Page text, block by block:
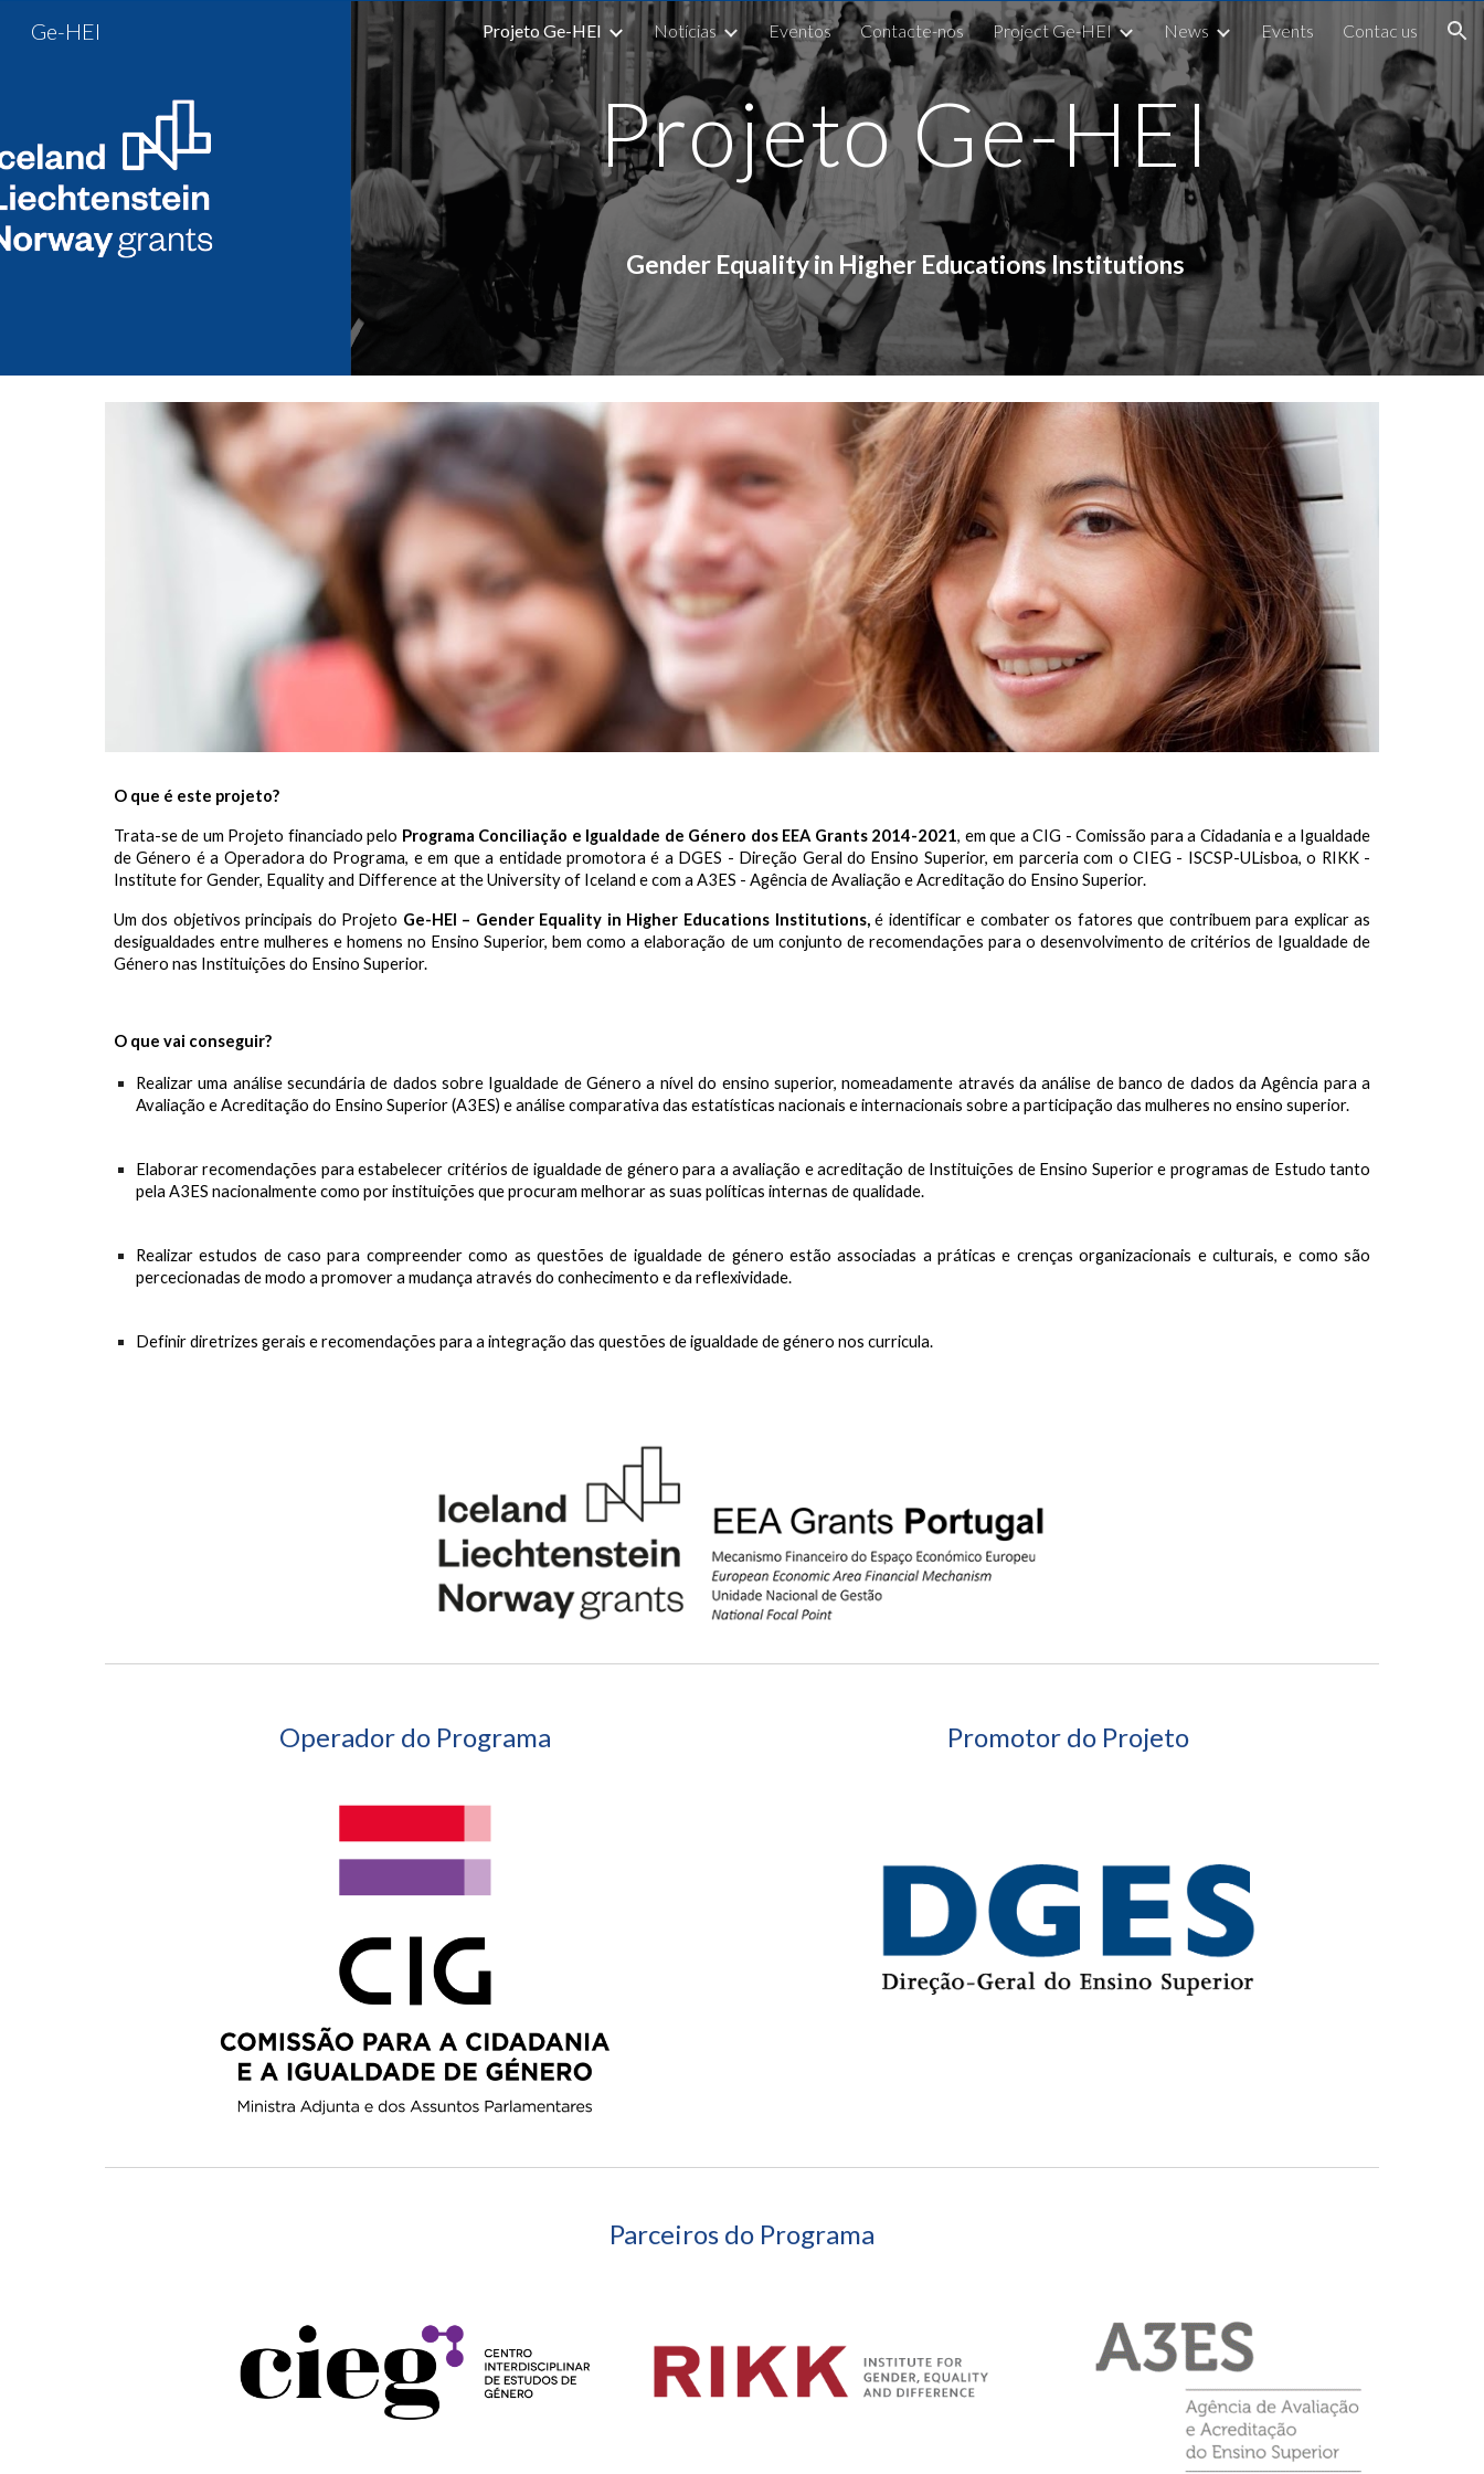
Skip to main content Skip to navigation
Ge-HEI Projeto Ge-HEI Notícias Eventos Contacte-nos Project Ge-HEI News Events Contac us
Projeto Ge-HEI
Gender Equality in Higher Educations Institutions
O que é este projeto?
Trata-se de um Projeto financiado pelo Programa Conciliação e Igualdade de Género dos EEA Grants 2014-2021, em que a CIG - Comissão para a Cidadania e a Igualdade
de Género é a Operadora do Programa, e em que a entidade promotora é a DGES - Direção Geral do Ensino Superior, em parceria com o CIEG - ISCSP-ULisboa, o RIKK -
Institute for Gender, Equality and Difference at the University of Iceland e com a A3ES - Agência de Avaliação e Acreditação do Ensino Superior.
Um dos objetivos principais do Projeto Ge-HEI – Gender Equality in Higher Educations Institutions,é identificar e combater os fatores que contribuem para explicar as
desigualdades entre mulheres e homens no Ensino Superior, bem como a elaboração de um conjunto de recomendações para o desenvolvimento de critérios de Igualdade de
Género nas Instituições do Ensino Superior.
O que vai conseguir?
Realizar uma análise secundária de dados sobre Igualdade de Género a nível do ensino superior, nomeadamente através da análise de banco de dados da Agência para a
Avaliação e Acreditação do Ensino Superior (A3ES) e análise comparativa das estatísticas nacionais e internacionais sobre a participação das mulheres no ensino superior.
Elaborar recomendações para estabelecer critérios de igualdade de género para a avaliação e acreditação de Instituições de Ensino Superior e programas de Estudo tanto
pela A3ES nacionalmente como por instituições que procuram melhorar as suas políticas internas de qualidade.
Realizar estudos de caso para compreender como as questões de igualdade de género estão associadas a práticas e crenças organizacionais e culturais, e como são
percecionadas de modo a promover a mudança através do conhecimento e da reflexividade.
Definir diretrizes gerais e recomendações para a integração das questões de igualdade de género nos curricula.
Operador do Programa Promotor do Projeto
Parceiros do Programa